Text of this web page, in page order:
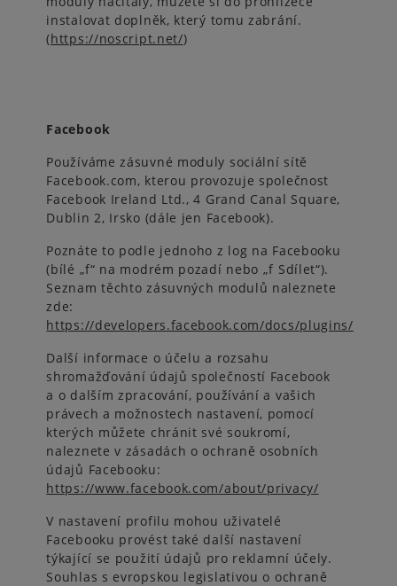
instalovat doplněk, který tomu zabrání.
(https://noscript.net/)
Facebook
Používáme zásuvné moduly sociální sítě
Facebook.com, kterou provozuje společnost
Facebook Ireland Ltd., 4 Grand Canal Square,
Dublin 2, Irsko (dále jen Facebook).
Poznáte to podle jednoho z log na Facebooku
(bílé „f“ na modrém pozadí nebo „f Sdílet“).
Seznam těchto zásuvných modulů naleznete
zde:
https://developers.facebook.com/docs/plugins/
Další informace o účelu a rozsahu
shromažďování údajů společností Facebook
a o dalším zpracování, používání a vašich
právech a možnostech nastavení, pomocí
kterých můžete chránit své soukromí,
naleznete v zásadách o ochraně osobních
údajů Facebooku:
https://www.facebook.com/about/privacy/
V nastavení profilu mohou uživatelé
Facebooku provést také další nastavení
týkající se použití údajů pro reklamní účely.
Souhlas s evropskou legislativou o ochraně